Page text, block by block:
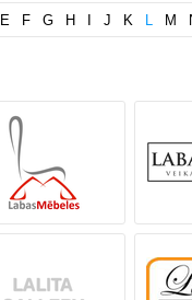
E F G H J K L M